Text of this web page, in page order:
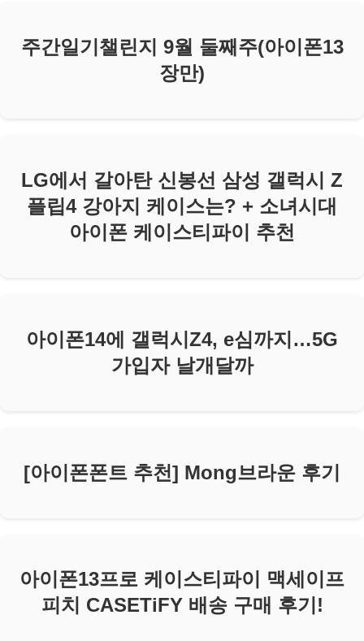
주간일기챌린지 9월 둘째주(아이폰13
장만)
LG에서 갈아탄 신봉선 삼성 갤럭시 Z
플립4 강아지 케이스는? + 소녀시대
아이폰 케이스티파이 추천
아이폰14에 갤럭시Z4, e심까지…5G
가입자 날개달까
[아이폰폰트 추천] Mong브라운 후기
아이폰13프로 케이스티파이 맥세이프
피치 CASETiFY 배송 구매 후기!